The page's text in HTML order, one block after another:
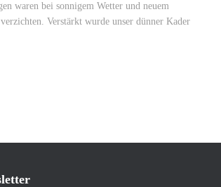
waren bei sonnigem Wetter und neuem
Verstärkt wurde unser dünner Kader